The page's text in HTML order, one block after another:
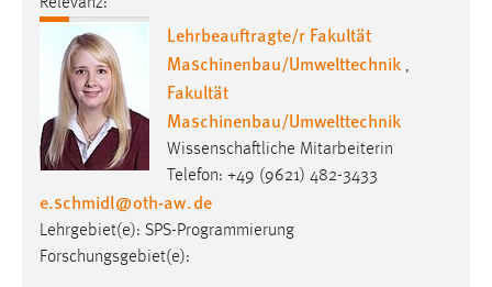
Lehrbeauftragte/r Fakultät
Maschinenbau/Umwelttechnik ,
Fakultät
Maschinenbau/Umwelttechnik
Wissenschaftliche Mitarbeiterin
Telefon: +49 (9621) 482-3433
e.schmidl@oth-aw.de
Lehrgebiet(e): SPS-Programmierung
Forschungsgebiet(e):